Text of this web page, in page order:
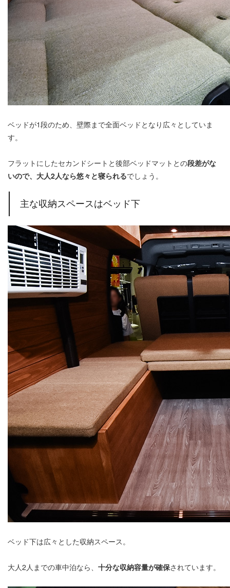
ベッドが1段のため、壁際まで全面ベッドとなり広々としていま
す。
フラットにしたセカンドシートと後部ベッドマットとの段差がな
いので、大人2人なら悠々と寝られるでしょう。
主な収納スペースはベッド下
ベッド下は広々とした収納スペース。
大人2人までの車中泊なら、 十分な収納容量が確保されています。